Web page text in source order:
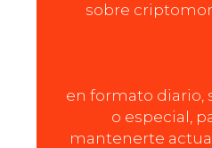
sobre
en formato diario,
o especial,
mantenerte